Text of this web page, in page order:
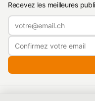
Recevez les meilleures